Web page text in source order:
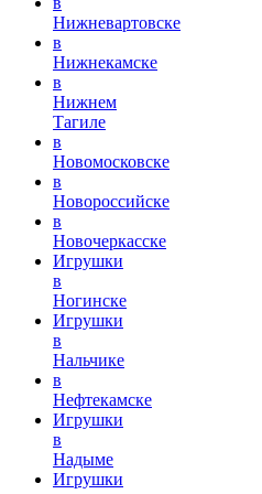
Нижневартовске
в
Нижнекамске
в
Нижнем
Тагиле
в
Новомосковске
в
Новороссийске
в
Новочеркасске
Игрушки
в
Ногинске
Игрушки
в
Нальчике
в
Нефтекамске
Игрушки
в
Надыме
Игрушки